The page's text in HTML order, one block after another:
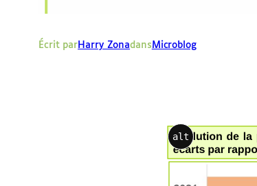
Écrit par Harry ZonadansMicroblog
alt